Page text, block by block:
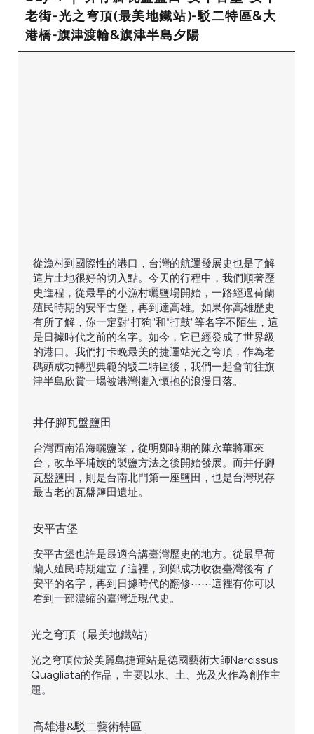
老街-光之穹頂(最美地鐵站)-駁二特區&大
港橋-旗津渡輪&旗津半島夕陽
從漁村到國際性的港口，台灣的航運發展史也是了解
這片土地很好的切入點。今天的行程中，我們順著歷
史進程，從最早的小漁村曬鹽場開始，一路經過荷蘭
殖民時期的安平古堡，再到達高雄。如果你高雄歷史
有所了解，你一定對“打狗”和“打鼓”等名字不陌生，這
是日據時代之前的名字。如今，它已經發成了世界級
的港口。我們打卡晚最美的捷運站光之穹頂，作為老
碼頭成功轉型典範的駁二特區後，我們一起會前往旗
津半島欣賞一場被港灣擁入懷抱的浪漫日落。
台灣西南沿海曬鹽業，從明鄭時期的陳永華將軍來
台，改革平埔族的製鹽方法之後開始發展。而井仔腳
瓦盤鹽田，則是台南北門第一座鹽田，也是台灣現存
最古老的瓦盤鹽田遺址。
井仔腳瓦盤鹽田
安平古堡也許是最適合講臺灣歷史的地方。從最早荷
蘭人殖民時期建立了這裡，到鄭成功收復臺灣後有了
安平的名字，再到日據時代的翻修⋯⋯這裡有你可以
看到一部濃縮的臺灣近現代史。
安平古堡
光之穹頂位於美麗島捷運站是德國藝術大師Narcissus
Quagliata的作品，主要以水、土、光及火作為創作主
題。
光之穹頂（最美地鐵站）
高雄港&駁二藝術特區